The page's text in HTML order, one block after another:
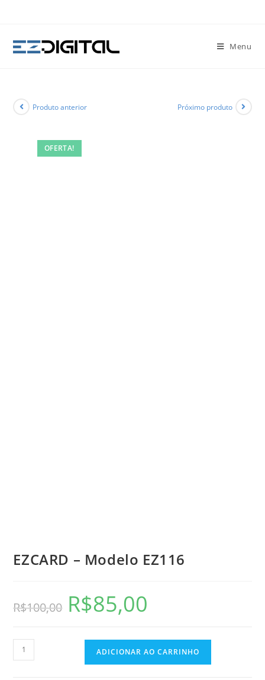
Menu
OFERTA!
Produto anterior Próximo produto
EZCARD – Modelo EZ116
R$100,00 R$85,00
ADICIONAR AO CARRINHO